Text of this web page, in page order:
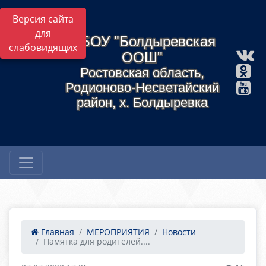
Версия сайта
для
слабовидящихМБОУ "Болдыревская
ООШ"
Ростовская область,
Родионово-Несветайский
район, х. Болдыревка
Главная МЕРОПРИЯТИЯ
Новости
Памятка для родителей....